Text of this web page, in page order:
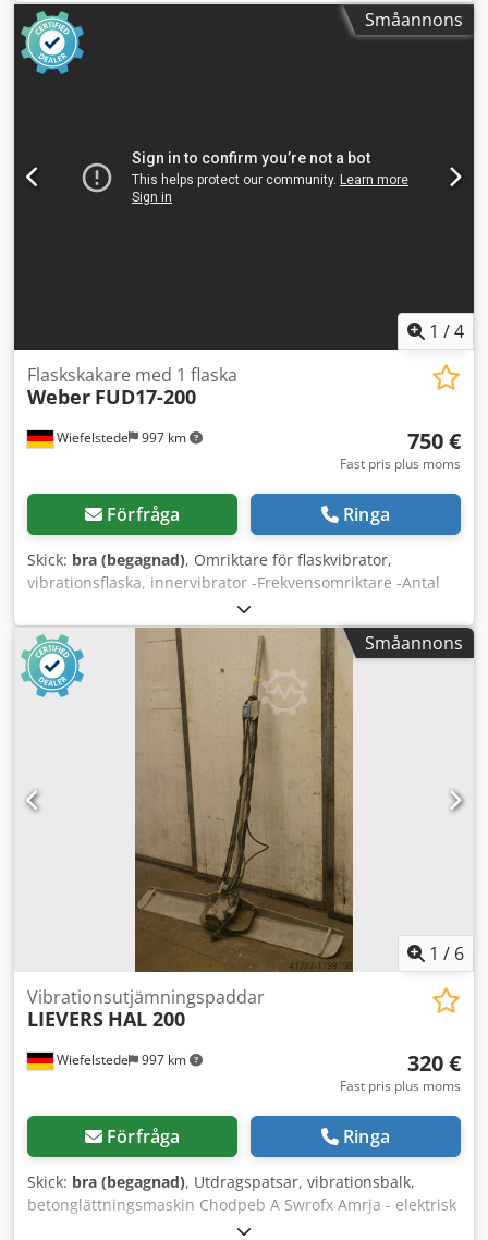
Småannons
1 /4
Wiefelstede 997 km
Flaskskakare med 1 flaska
Weber FUD17-200
750 €
Fast pris plus moms
Förfråga Ringa
Skick: bra (begagnad), Omriktare för flaskvibrator,
vibrationsflaska, innervibrator -Frekvensomriktare -Antal
vibrationsflaskor: 1 styck Chjdpfx Aeb A Sxgsmroa -
Kabellängd: ca 6 m -Vikt: 72 kg -Funktionskontrollerad
Småannons
1 / 6
Wiefelstede 997 km
Vibrationsutjämningspaddar
LIEVERS HAL 200
320 €
Fast pris plus moms
Förfråga Ringa
Skick: bra (begagnad), Utdragspatsar, vibrationsbalk,
betonglättningsmaskin Chodpeb A Swrofx Amrja - elektrisk
drift - Anslutning: 230 Volt - Arbetsbredd: 1500 mm - Mått: